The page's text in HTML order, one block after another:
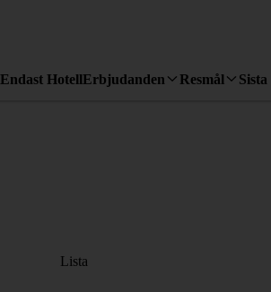
Endast HotellErbjudanden Resmål
Lista